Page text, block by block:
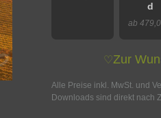
d
ab
♡Zur
Alle Preise inkl. MwSt. und
Downloads sind direkt nach